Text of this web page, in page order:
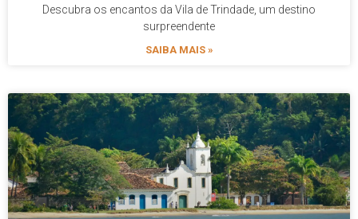
Descubra os encantos da Vila de Trindade, um destino
surpreendente
SAIBA MAIS »